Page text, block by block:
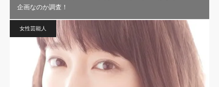
企画なのか調査！
女性芸能人